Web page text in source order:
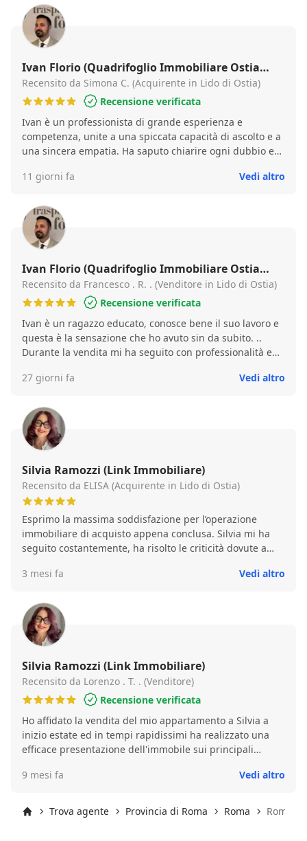
step precedenti. La vendita si è conclusa in brevissimo
tempo e ha soddisfatto le nostre aspettative. Mi ritengo
contenta e consiglio vivamente la loro agenzia
Ivan Florio (Quadrifoglio Immobiliare Ostia
Rovere)
Recensito da Simona C. (Acquirente in Lido di Ostia)
Recensione verificata
Ivan è un professionista di grande esperienza e
competenza, unite a una spiccata capacità di ascolto e a
una sincera empatia. Ha saputo chiarire ogni dubbio e
favorendo un'intermediazione serena tra le parti. Ho
disponibilità non si sia fermata al rogito: anche dopo
l'atto si è assicurato che tutto procedesse per il meglio,
dimostrando attenzione e un reale interesse per i suoi
clienti. Un professionista affidabile, preparato e sempre
presente, che consiglio con piacere.
11 giorni fa Vedi altro
Ivan Florio (Quadrifoglio Immobiliare Ostia
Rovere)
Recensito da Francesco . R. . (Venditore in Lido di Ostia)
Recensione verificata
Ivan è un ragazzo educato, conosce bene il suo lavoro e
questa è la sensazione che ho avuto sin da subito. ..
Durante la vendita mi ha seguito con professionalità e
qualificata, grazie alla sua esperienza nel settore può
Grazie ancora Caro Ivan per la tua collaborazione
27 giorni fa Vedi altro
Silvia Ramozzi (Link Immobiliare)
Recensito da ELISA (Acquirente in Lido di Ostia)
Esprimo la massima soddisfazione per l’operazione
immobiliare di acquisto appena conclusa. Silvia mi ha
seguito costantemente, ha risolto le criticità dovute a
tutti di essere affiancati da un agente immobiliare come
3 mesi fa Vedi altro
Silvia Ramozzi (Link Immobiliare)
Recensito da Lorenzo . T. . (Venditore)
Recensione verificata
Ho affidato la vendita del mio appartamento a Silvia a
inizio estate ed in tempi rapidissimi ha realizzato una
efficace presentazione dell'immobile sui principali
corretto target cui rivolgersi. Questo mi ha permesso di
linea con le mie aspettative economiche e di tempistica.
9 mesi fa Vedi altro
Trova agente Provincia di Roma Roma Roma